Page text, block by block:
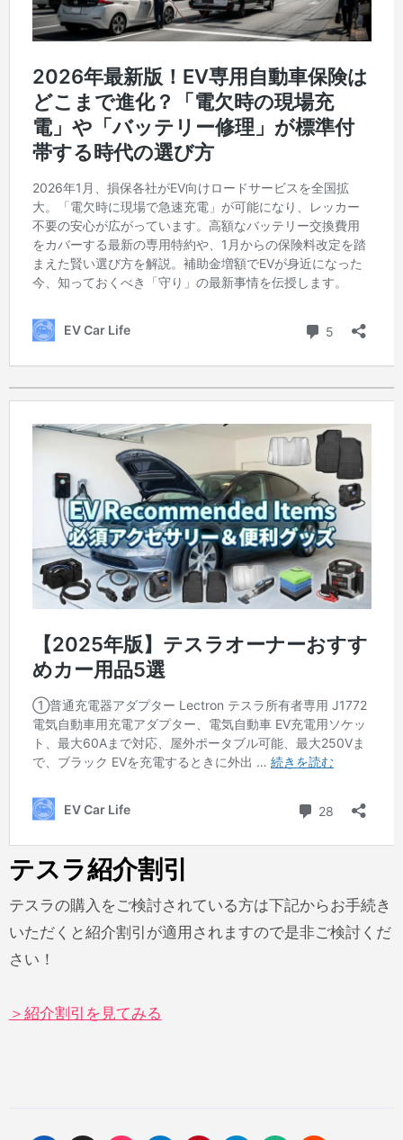
テスラ紹介割引
テスラの購入をご検討されている方は下記からお手続き
いただくと紹介割引が適用されますので是非ご検討くだ
さい！
＞紹介割引を見てみる